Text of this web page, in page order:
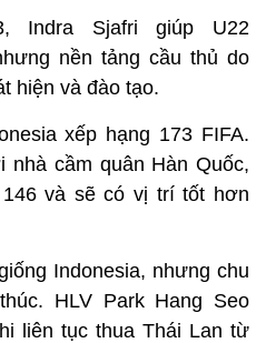
Indra Sjafri giúp U22
nền tảng cầu thủ do
hiện và đào tạo.
xếp hạng 173 FIFA.
nhà cầm quân Hàn Quốc,
và sẽ có vị trí tốt hơn
Indonesia, nhưng chu
HLV Park Hang Seo
liên tục thua Thái Lan từ